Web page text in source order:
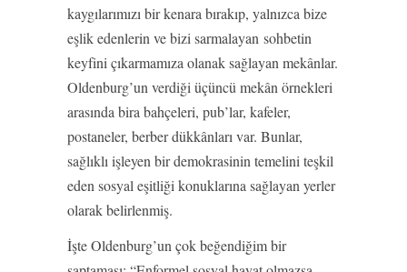
kaygılarımızı bir kenara bırakıp, yalnızca bize
eşlik edenlerin ve bizi sarmalayan sohbetin
keyfini çıkarmamıza olanak sağlayan mekânlar.
Oldenburg’un verdiği üçüncü mekân örnekleri
arasında bira bahçeleri, pub’lar, kafeler,
postaneler, berber dükkânları var. Bunlar,
sağlıklı işleyen bir demokrasinin temelini teşkil
eden sosyal eşitliği konuklarına sağlayan yerler
olarak belirlenmiş.
İşte Oldenburg’un çok beğendiğim bir